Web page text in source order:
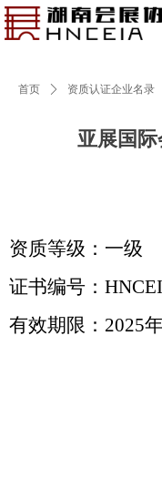
首页 ꄲ 资质认证企业名录
亚展国际
资质等级：一级
证书编号：
有效期限： 2025年